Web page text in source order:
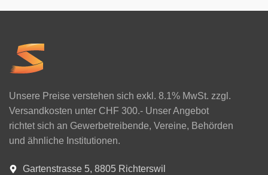
Unsere Preise verstehen sich exkl. 8.1% MwSt. zzgl.
Versandkosten unter CHF 300.- Unser Angebot
richtet sich an Gewerbetreibende, Vereine, Behörden
und ähnliche Institutionen.
Gartenstrasse 5, 8805 Richterswil